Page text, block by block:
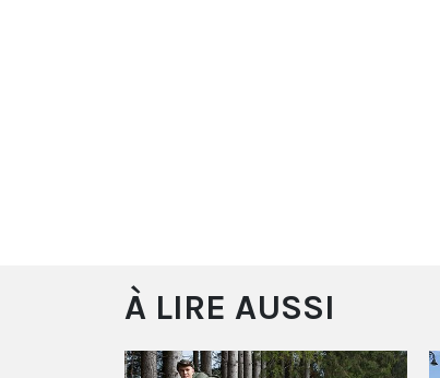
À LIRE AUSSI